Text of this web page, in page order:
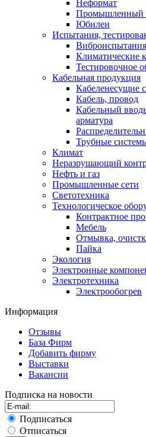
Неформат
Промышленный
Юбилеи
Испытания,
Виброиспытания
Климатические
Тестировочное
Кабельная продукция
Кабеленесущие
Кабель, провод
Кабельный
арматура
Трубные
Климат
Неразрушающий
Нефть и газ
Промышленные сети
Светотехника
Технологическое
Контрактное
Мебель
Отмывка,
Пайка
Экология
Электронные
Электротехника
Электрообогрев
Информация
Отзывы
База Фирм
Добавить фирму
Выставки
Вакансии
Подписка на новости
Подписаться
Отписаться